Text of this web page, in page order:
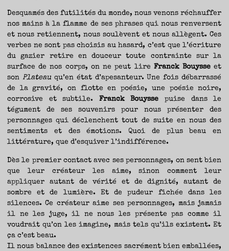
Desquamés des futilités du monde, nous venons réchauffer
nos mains à la flamme de ses phrases qui nous renversent
et nous retiennent, nous soulèvent et nous allègent. Ces
verbes ne sont pas choisis au hasard, c’est que l’écriture
du gazier retire en douceur toute contrainte sur la
surface de nos corps, on ne peut lireFranck Bouysse et
sonPlateau qu’en état d’apesanteur. Une fois débarrassé
de la gravité, on flotte en poésie, une poésie noire,
corrosive et subtile.Franck Bouysse puise dans le
tégument de ses souvenirs pour nous présenter des
personnages qui déclenchent tout de suite en nous des
sentiments et des émotions. Quoi de plus beau en
littérature, que d’esquiver l’indifférence.
Dès le premier contact avec ses personnages, on sent bien
que leur créateur les aime, sinon comment leur
appliquer autant de vérité et de dignité, autant de
sombre et de lumière. Et de pudeur fichée dans les
silences. Ce créateur aime ses personnages, mais jamais
il ne les juge, il ne nous les présente pas comme il
voudrait qu’on les imagine, mais tels qu’ils existent. Et
ça c’est beau.
Il nous balance des existences sacrément bien emballées,